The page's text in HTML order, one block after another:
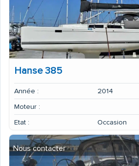
Hanse 385
Année :
2014
Moteur :
Etat :
Occasion
Nous contacter